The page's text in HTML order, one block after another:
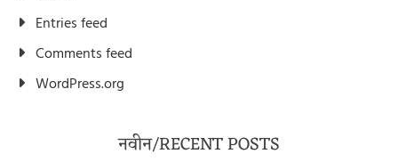
Entries feed
Comments feed
WordPress.org
नवीन/RECENT POSTS